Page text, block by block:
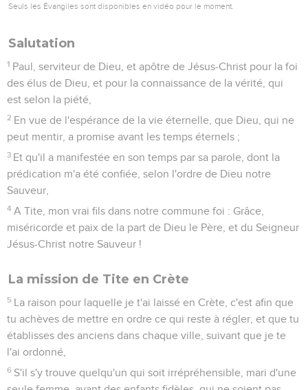
Seuls les Évangiles sont disponibles en vidéo pour le moment.
Salutation
1 Paul, serviteur de Dieu, et apôtre de Jésus-Christ pour la foi
des élus de Dieu, et pour la connaissance de la vérité, qui
est selon la piété,
2 En vue de l'espérance de la vie éternelle, que Dieu, qui ne
peut mentir, a promise avant les temps éternels ;
3 Et qu'il a manifestée en son temps par sa parole, dont la
prédication m'a été confiée, selon l'ordre de Dieu notre
Sauveur,
4 A Tite, mon vrai fils dans notre commune foi : Grâce,
miséricorde et paix de la part de Dieu le Père, et du Seigneur
Jésus-Christ notre Sauveur !
La mission de Tite en Crète
5 La raison pour laquelle je t'ai laissé en Crète, c'est afin que
tu achèves de mettre en ordre ce qui reste à régler, et que tu
établisses des anciens dans chaque ville, suivant que je te
l'ai ordonné,
6 S'il s'y trouve quelqu'un qui soit irrépréhensible, mari d'une